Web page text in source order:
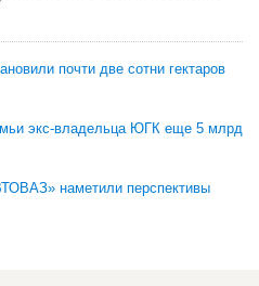
почти две сотни гектаров
экс-владельца ЮГК еще 5 млрд
наметили перспективы